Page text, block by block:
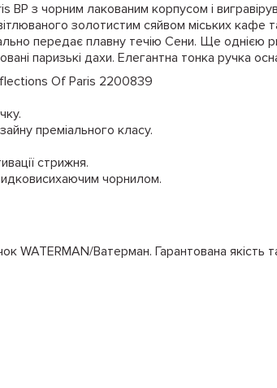
BP з чорним лакованим корпусом і
золотистим сяйвом міських кафе
передає плавну течію Сени. Ще
паризькі дахи. Елегантна тонка ручка
Of Paris 2200839
преміального класу.
стрижня.
чорнилом.
WATERMAN/Ватерман. Гарантована якість